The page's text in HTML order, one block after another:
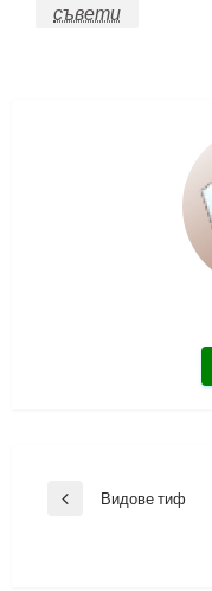
съвети
Навигация
Previous
Видове тиф